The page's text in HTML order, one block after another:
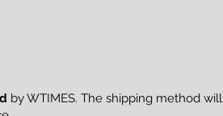
by WTIMES. The shipping method will